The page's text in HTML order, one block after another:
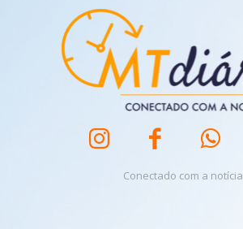
Conectado com a notícia